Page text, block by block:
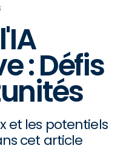
: Défis
et les potentiels
cet article